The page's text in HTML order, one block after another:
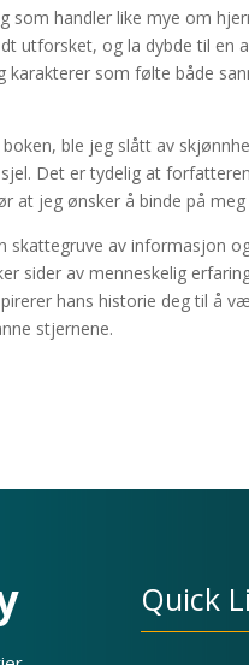
som handler like mye om
utforsket, og la dybde til en
karakterer som følte både
ble jeg slått av
Det er tydelig at
jeg ønsker å binde på
skattegruve av informasjon
sider av menneskelig
hans historie deg til å
stjernene.
Quick